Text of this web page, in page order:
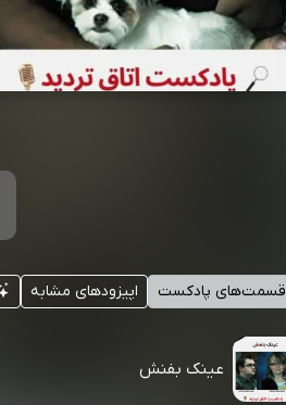
قسمت‌های پادکست اپیزودهای مشابه
عینک بفنش